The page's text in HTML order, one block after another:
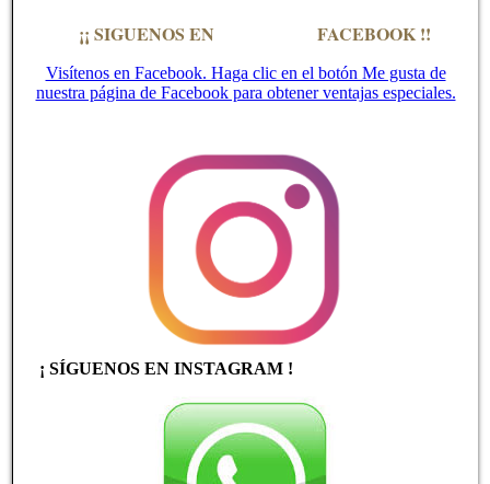
¡¡ SIGUENOS EN FACEBOOK !!
Visítenos en Facebook. Haga clic en el botón Me gusta de
nuestra página de Facebook para obtener ventajas especiales.
¡ SÍGUENOS EN INSTAGRAM !